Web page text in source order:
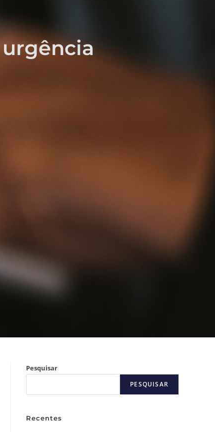
urgência
Pesquisar
PESQUISAR
Recentes